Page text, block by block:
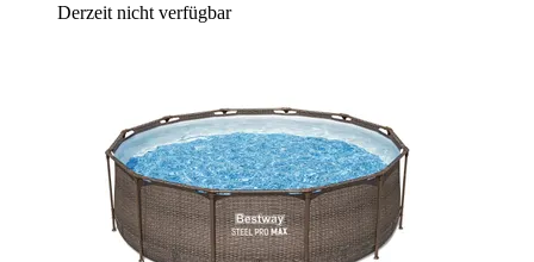
Derzeit nicht verfügbar